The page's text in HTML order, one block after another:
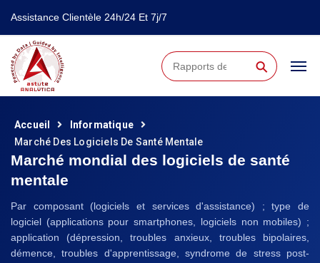
Assistance Clientèle 24h/24 Et 7j/7
⚲
Accueil
Informatique
Marché Des Logiciels De Santé Mentale
Marché mondial des logiciels de santé
mentale
Par composant (logiciels et services d'assistance) ; type de
logiciel (applications pour smartphones, logiciels non mobiles) ;
application (dépression, troubles anxieux, troubles bipolaires,
démence, troubles d'apprentissage, syndrome de stress post-